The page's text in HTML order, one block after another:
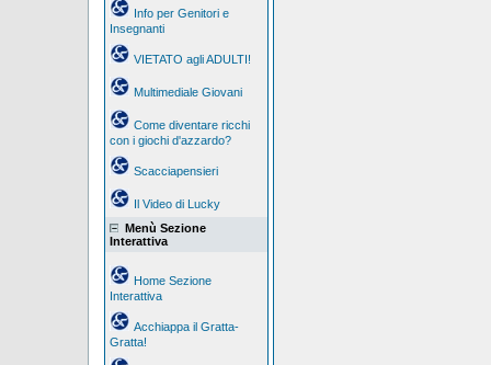
Info per Genitori e
Insegnanti
VIETATO agli ADULTI!
Multimediale Giovani
Come diventare ricchi
con i giochi d'azzardo?
Scacciapensieri
Il Video di Lucky
Menù Sezione
Interattiva
Home Sezione
Interattiva
Acchiappa il Gratta-
Gratta!